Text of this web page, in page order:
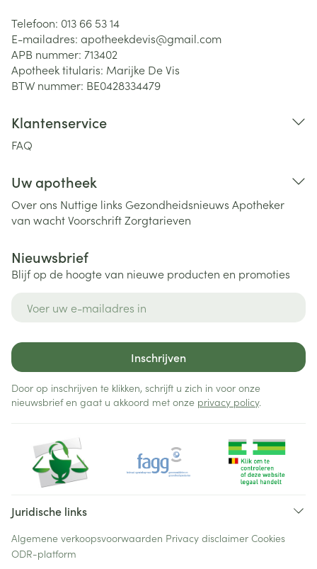
Telefoon: 013 66 53 14
E-mailadres: apotheekdevis@gmail.com
APB nummer: 713402
Apotheek titularis: Marijke De Vis
BTW nummer: BE0428334479
Klantenservice
FAQ
Uw apotheek
Over ons Nuttige links Gezondheidsnieuws Apotheker
van wachtVoorschriftZorgtarieven
Nieuwsbrief
Blijf op de hoogte van nieuwe producten en promoties
Inschrijven
Door op inschrijven te klikken, schrijft u zich in voor onze
nieuwsbrief en gaat u akkoord met onze privacy policy.
Juridische links
Algemene verkoopsvoorwaarden Privacy disclaimer Cookies
ODR-platform